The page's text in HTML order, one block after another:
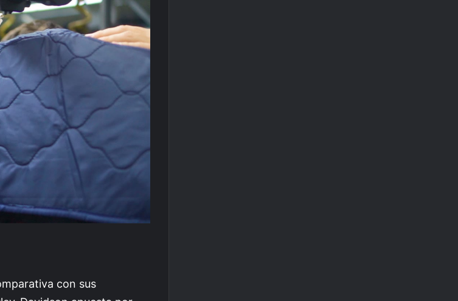
con sus